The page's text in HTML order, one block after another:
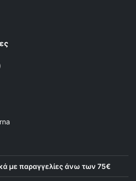
με παραγγελίες άνω των 75€